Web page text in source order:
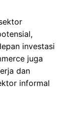
investasi
juga
dan
informal